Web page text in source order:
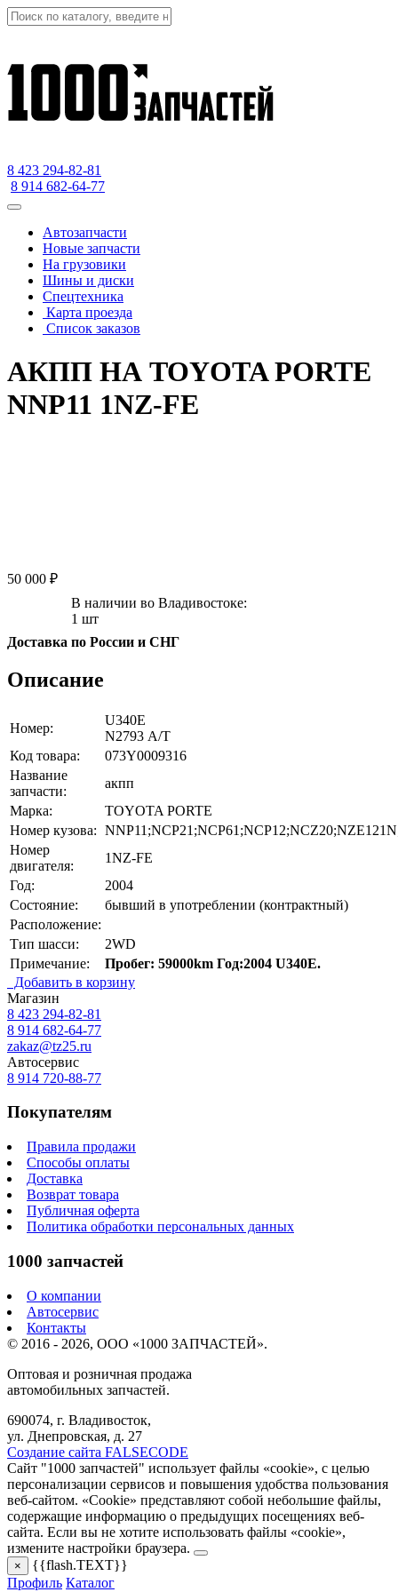
8 423 294-82-81
8 914 682-64-77
Автозапчасти
Новые запчасти
На грузовики
Шины и диски
Спецтехника
Карта проезда
Список заказов
АКПП НА TOYOTA PORTE
NNP11 1NZ-FE
50 000 ₽
В наличии во Владивостоке:
1 шт
Доставка по России и СНГ
Описание
Номер:
U340E
N2793 А/Т
Код товара:
073Y0009316
Название
запчасти:
акпп
Марка:
TOYOTA PORTE
Номер кузова:
Номер
двигателя:
1NZ-FE
Год:
2004
Состояние:
бывший в употреблении (контрактный)
Расположение:
Тип шасси:
2WD
Примечание:
Пробег: 59000km Год:2004 U340E.
Добавить в корзину
Магазин
8 423 294-82-81
8 914 682-64-77
zakaz@tz25.ru
Автосервис
8 914 720-88-77
Покупателям
Правила продажи
Способы оплаты
Доставка
Возврат товара
Публичная оферта
Политика обработки персональных данных
1000 запчастей
О компании
Автосервис
Контакты
© 2016 - 2026, ООО «1000 ЗАПЧАСТЕЙ».
Оптовая и розничная продажа
автомобильных запчастей.
690074, г. Владивосток,
ул. Днепровская, д. 27
Создание сайта FALSECODE
Сайт "1000 запчастей" использует файлы «cookie», с целью
персонализации сервисов и повышения удобства пользования
веб-сайтом. «Cookie» представляют собой небольшие файлы,
содержащие информацию о предыдущих посещениях веб-
сайта. Если вы не хотите использовать файлы «cookie»,
измените настройки браузера.
×
{{flash.TEXT}}
Профиль Каталог